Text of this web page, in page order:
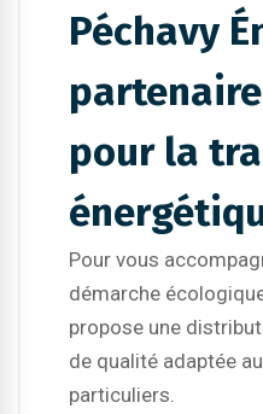
Péchavy
pour la
Pour vous
démarche
propose une
de qualité adaptée
particuliers.